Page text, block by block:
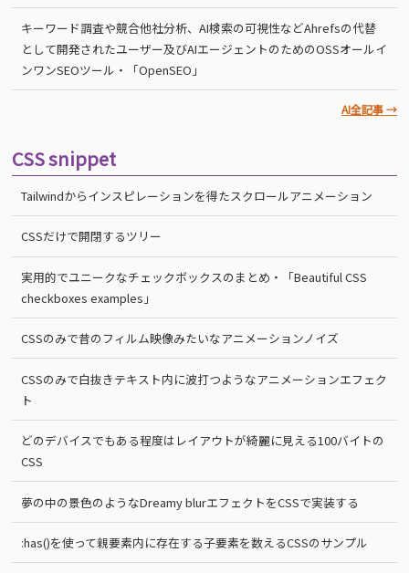
キーワード調査や競合他社分析、AI検索の可視性などAhrefsの代替
として開発されたユーザー及びAIエージェントのためのOSSオールイ
ンワンSEOツール・「OpenSEO」
AI全記事 →
CSS snippet
Tailwindからインスピレーションを得たスクロールアニメーション
CSSだけで開閉するツリー
実用的でユニークなチェックボックスのまとめ・「Beautiful CSS
checkboxes examples」
CSSのみで昔のフィルム映像みたいなアニメーションノイズ
CSSのみで白抜きテキスト内に波打つようなアニメーションエフェク
ト
どのデバイスでもある程度はレイアウトが綺麗に見える100バイトの
CSS
夢の中の景色のようなDreamy blurエフェクトをCSSで実装する
:has()を使って親要素内に存在する子要素を数えるCSSのサンプル